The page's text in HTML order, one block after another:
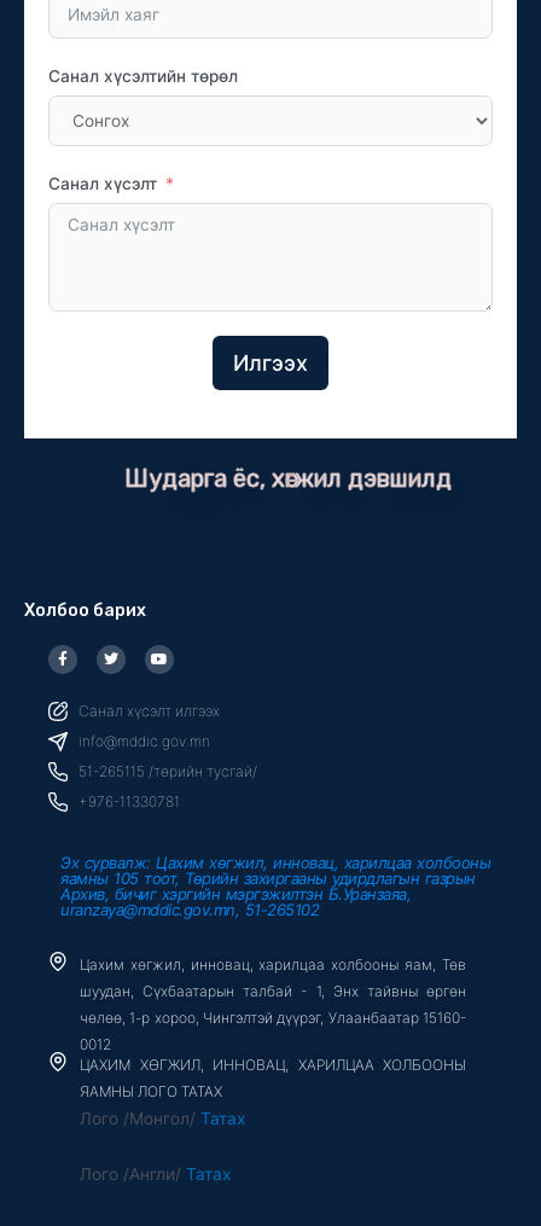
Санал хүсэлтийн төрөл
Санал хүсэлт
Илгээх
Шударга ёс, хөгжил дэвшилд
Холбоо барих
F
a
c
b
o
o
k
f
T
w
i
t
r
Y
o
u
u
e
Санал хүсэлт илгээх
info@mddic.gov.mn
51-265115 /төрийн тусгай/
+976-11330781
Эх сурвалж: Цахим хөгжил, инновац, харилцаа холбооны
яамны 105 тоот, Төрийн захиргааны удирдлагын газрын
Архив, бичиг хэргийн мэргэжилтэн Б.Уранзаяа,
uranzaya@mddic.gov.mn, 51-265102
Цахим хөгжил, инновац, харилцаа холбооны яам, Төв
шуудан, Сүхбаатарын талбай - 1, Энх тайвны өргөн
чөлөө, 1-р хороо, Чингэлтэй дүүрэг, Улаанбаатар 15160-
0012
ЦАХИМ ХӨГЖИЛ, ИННОВАЦ, ХАРИЛЦАА ХОЛБООНЫ
ЯАМНЫ ЛОГО ТАТАХ
Лого /Монгол/ Татах
Лого /Англи/ Татах